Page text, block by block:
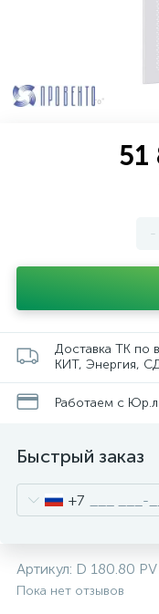
51
-
Доставка ТК по
КИТ, Энергия,
Работаем с
Быстрый заказ
+7
Артикул: D 180.80 PV
Пока нет отзывов